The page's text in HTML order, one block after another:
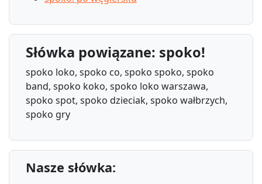
Słówka powiązane: spoko!
spoko loko, spoko co, spoko spoko, spoko
band, spoko koko, spoko loko warszawa,
spoko spot, spoko dzieciak, spoko wałbrzych,
spoko gry
Nasze słówka: